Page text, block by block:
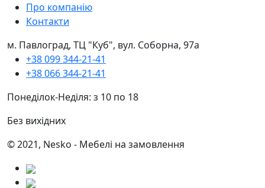
Про компанію
Контакти
м. Павлоград, ТЦ "Куб", вул. Соборна, 97а
+38 099 344-21-41
+38 066 344-21-41
Понеділок-Неділя: з 10 по 18
Без вихідних
© 2021, Nesko - Мебелі на замовлення